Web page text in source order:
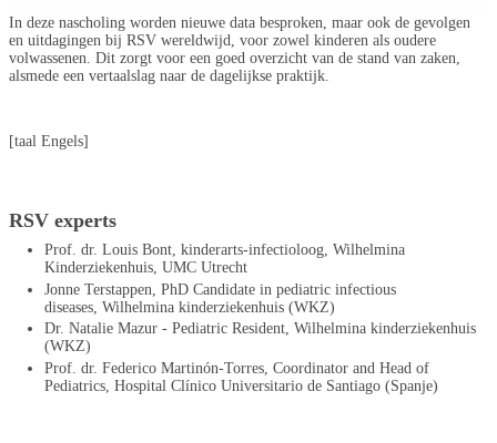
In deze nascholing worden nieuwe data besproken, maar ook de gevolgen
en uitdagingen bij RSV wereldwijd, voor zowel kinderen als oudere
volwassenen. Dit zorgt voor een goed overzicht van de stand van zaken,
alsmede een vertaalslag naar de dagelijkse praktijk.
[taal Engels]
RSV experts
Prof. dr. Louis Bont, kinderarts-infectioloog, Wilhelmina
Kinderziekenhuis, UMC Utrecht
Jonne Terstappen, PhD Candidate in pediatric infectious
diseases, Wilhelmina kinderziekenhuis (WKZ)
Dr. Natalie Mazur - Pediatric Resident, Wilhelmina kinderziekenhuis
(WKZ)
Prof. dr. Federico Martinón-Torres, Coordinator and Head of
Pediatrics, Hospital Clínico Universitario de Santiago (Spanje)